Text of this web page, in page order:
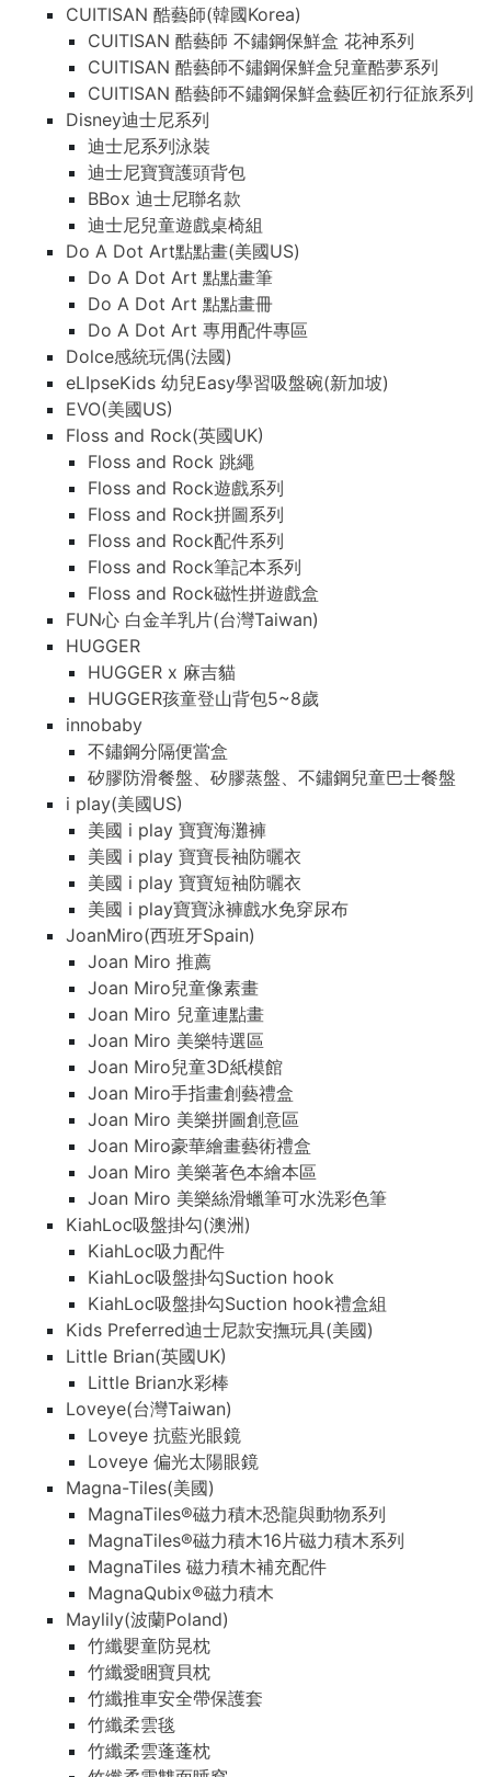
CUITISAN 酷藝師(韓國Korea)
CUITISAN 酷藝師 不鏽鋼保鮮盒 花神系列
CUITISAN 酷藝師不鏽鋼保鮮盒兒童酷夢系列
CUITISAN 酷藝師不鏽鋼保鮮盒藝匠初行征旅系列
Disney迪士尼系列
迪士尼系列泳裝
迪士尼寶寶護頭背包
BBox 迪士尼聯名款
迪士尼兒童遊戲桌椅組
Do A Dot Art點點畫(美國US)
Do A Dot Art 點點畫筆
Do A Dot Art 點點畫冊
Do A Dot Art 專用配件專區
Dolce感統玩偶(法國)
eLIpseKids 幼兒Easy學習吸盤碗(新加坡)
EVO(美國US)
Floss and Rock(英國UK)
Floss and Rock 跳繩
Floss and Rock遊戲系列
Floss and Rock拼圖系列
Floss and Rock配件系列
Floss and Rock筆記本系列
Floss and Rock磁性拼遊戲盒
FUN心 白金羊乳片(台灣Taiwan)
HUGGER
HUGGER x 麻吉貓
HUGGER孩童登山背包5~8歲
innobaby
不鏽鋼分隔便當盒
矽膠防滑餐盤、矽膠蒸盤、不鏽鋼兒童巴士餐盤
i play(美國US)
美國 i play 寶寶海灘褲
美國 i play 寶寶長袖防曬衣
美國 i play 寶寶短袖防曬衣
美國 i play寶寶泳褲戲水免穿尿布
JoanMiro(西班牙Spain)
Joan Miro 推薦
Joan Miro兒童像素畫
Joan Miro 兒童連點畫
Joan Miro 美樂特選區
Joan Miro兒童3D紙模館
Joan Miro手指畫創藝禮盒
Joan Miro 美樂拼圖創意區
Joan Miro豪華繪畫藝術禮盒
Joan Miro 美樂著色本繪本區
Joan Miro 美樂絲滑蠟筆可水洗彩色筆
KiahLoc吸盤掛勾(澳洲)
KiahLoc吸力配件
KiahLoc吸盤掛勾Suction hook
KiahLoc吸盤掛勾Suction hook禮盒組
Kids Preferred迪士尼款安撫玩具(美國)
Little Brian(英國UK)
Little Brian水彩棒
Loveye(台灣Taiwan)
Loveye 抗藍光眼鏡
Loveye 偏光太陽眼鏡
Magna-Tiles(美國)
MagnaTiles®磁力積木恐龍與動物系列
MagnaTiles®磁力積木16片磁力積木系列
MagnaTiles 磁力積木補充配件
MagnaQubix®磁力積木
Maylily(波蘭Poland)
竹纖嬰童防晃枕
竹纖愛睏寶貝枕
竹纖推車安全帶保護套
竹纖柔雲毯
竹纖柔雲蓬蓬枕